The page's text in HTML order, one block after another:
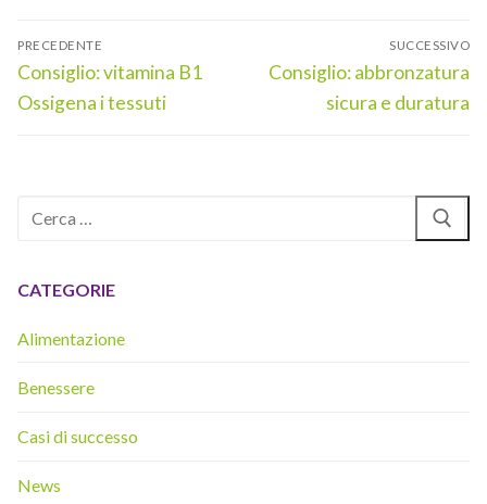
Navigazione
articoli
PRECEDENTE
Articolo
precedente:
Consiglio: vitamina B1
Ossigena i tessuti
SUCCESSIVO
Articolo
successivo:
Consiglio: abbronzatura
sicura e duratura
Cerca:
CATEGORIE
Alimentazione
Benessere
Casi di successo
News